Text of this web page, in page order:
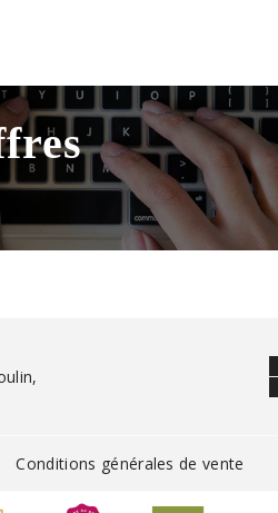
Conditions générales de vente